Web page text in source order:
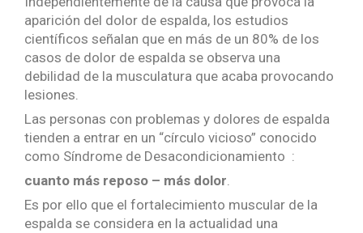
aparición del dolor de espalda, los estudios
científicos señalan que en más de un 80% de los
casos de dolor de espalda se observa una
debilidad de la musculatura que acaba provocando
lesiones.
Las personas con problemas y dolores de espalda
tienden a entrar en un “círculo vicioso” conocido
como Síndrome de Desacondicionamiento :
cuanto más reposo – más dolor.
Es por ello que el fortalecimiento muscular de la
espalda se considera en la actualidad una